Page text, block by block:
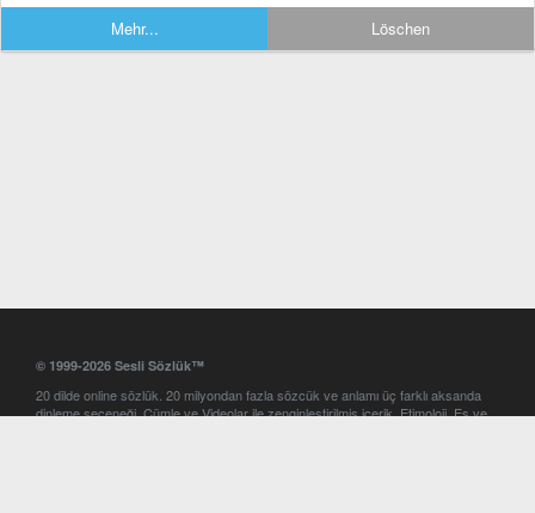
Mehr... Löschen
© 1999-2026 Sesli Sözlük™
20 dilde online sözlük. 20 milyondan fazla sözcük ve anlamı üç farklı aksanda
dinleme seçeneği. Cümle ve Videolar ile zenginleştirilmiş içerik. Etimoloji, Eş ve